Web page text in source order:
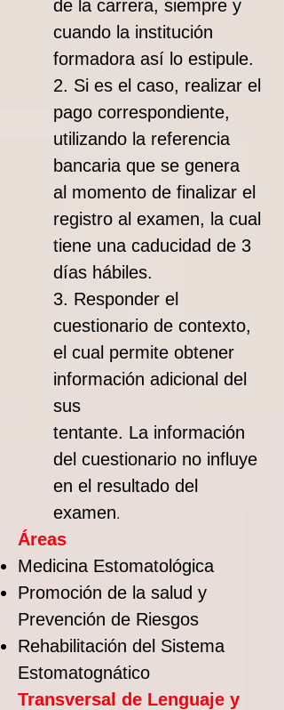
de la carrera, siempre y
cuando la institución
formadora así lo estipule.
2. Si es el caso, realizar el
pago correspondiente,
utilizando la referencia
bancaria que se genera
al momento de finalizar el
registro al examen, la cual
tiene una caducidad de 3
días hábiles.
3. Responder el
cuestionario de contexto,
el cual permite obtener
información adicional del
sus
tentante. La información
del cuestionario no influye
en el resultado del
examen.
Áreas
Medicina Estomatológica
Promoción de la salud y
Prevención de Riesgos
Rehabilitación del Sistema
Estomatognático
Transversal de Lenguaje y